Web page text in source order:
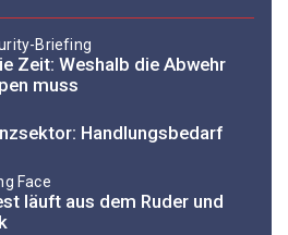
Briefing
Zeit: Weshalb die Abwehr
muss
Handlungsbedarf
Face
läuft aus dem Ruder und